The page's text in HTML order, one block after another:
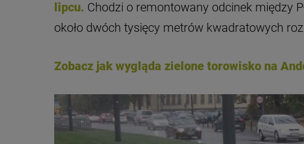
lipcu. Chodzi o remontowany odcinek między
około dwóch tysięcy metrów kwadratowych
Zobacz jak wygląda zielone torowisko na